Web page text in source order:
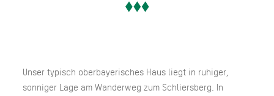
Unser typisch oberbayerisches Haus liegt in ruhiger,
sonniger Lage am Wanderweg zum Schliersberg. In